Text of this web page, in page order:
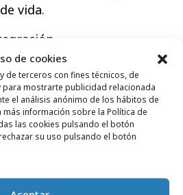
de cookies
de terceros con fines técnicos, de
mostrarte publicidad relacionada
el análisis anónimo de los hábitos de
más información sobre la Política de
las cookies pulsando el botón
su uso pulsando el botón
vida.
audio se integrará
de manera que no
capaz de adaptarse a
donde viva. En la
de anuncios se usa
años también se